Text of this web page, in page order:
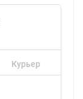
Курьер